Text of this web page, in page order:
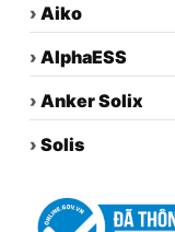
› Aiko
› AlphaESS
› Anker Solix
› Solis